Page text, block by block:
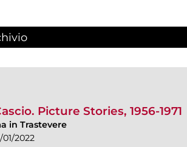
Picture Stories, 1956-1971
in Trastevere
01/2022